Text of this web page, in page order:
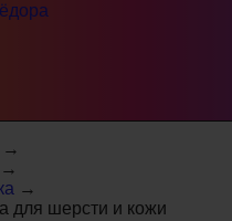
→
→
→
для шерсти и кожи